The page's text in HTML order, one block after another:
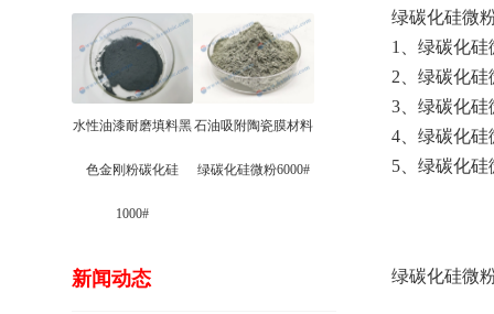
水性油漆耐磨填料黑
色金刚粉碳化硅
1000#
石油吸附陶瓷膜材料
绿碳化硅微粉6000#
新闻动态
绿碳化硅微
1、绿碳化
2、绿碳化
3、绿碳化
4、绿碳化
5、绿碳化
绿碳化硅微